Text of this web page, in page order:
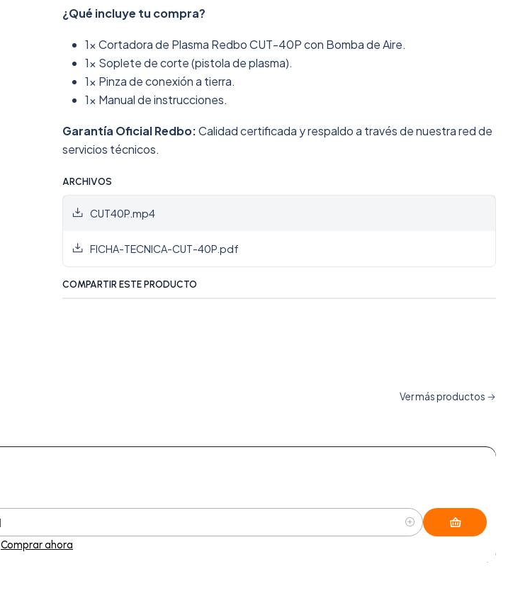
¿Qué incluye tu compra?
1x Cortadora de Plasma Redbo CUT-40P con Bomba de Aire.
1x Soplete de corte (pistola de plasma).
1x Pinza de conexión a tierra.
1x Manual de instrucciones.
Garantía Oficial Redbo:Calidad certificada y respaldo a través de nuestra red de
servicios técnicos.
ARCHIVOS
CUT40P.mp4
FICHA-TECNICA-CUT-40P.pdf
COMPARTIR ESTE PRODUCTO
Ver más productos
Comprar ahora